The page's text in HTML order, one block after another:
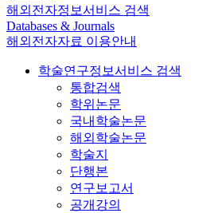
해외전자정보서비스 검색
Databases & Journals
해외전자자료 이용안내
학술연구정보서비스 검색
통합검색
학위논문
국내학술논문
해외학술논문
학술지
단행본
연구보고서
공개강의